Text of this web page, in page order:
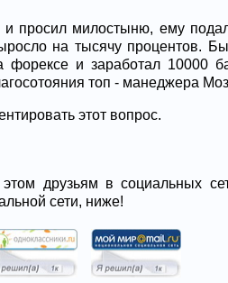
просил милостыню, ему
на тысячу процентов.
и заработал 10000
топ - манеджера
этот вопрос.
друзьям в социальных
сети, ниже!